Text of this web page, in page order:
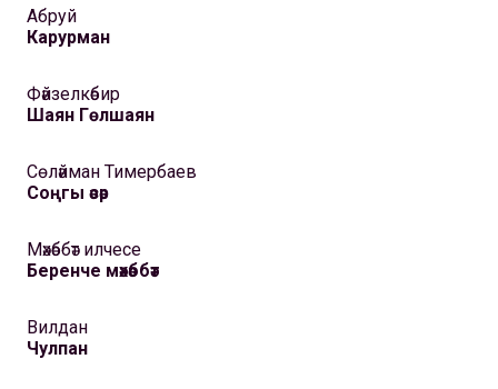
Абруй
Карурман
Фәйзелкәбир
Шаян Гөлшаян
Сөләйман Тимербаев
Соңгы әсәр
Мәхәббәт илчесе
Беренче мәхәббәт
Вилдан
Чулпан